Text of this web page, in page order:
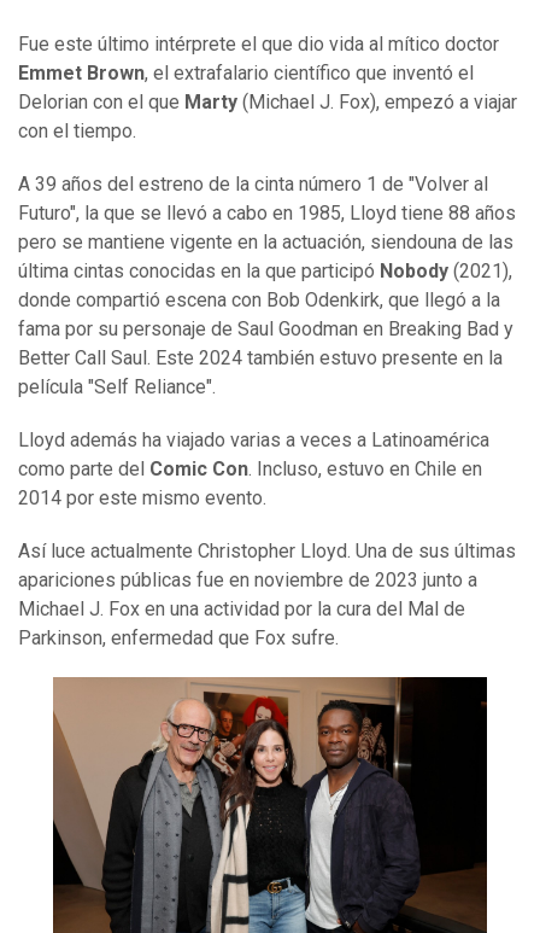
Fue este último intérprete el que dio vida al mítico doctor
Emmet Brown, el extrafalario científico que inventó el
Delorian con el que Marty (Michael J. Fox), empezó a viajar
con el tiempo.
A 39 años del estreno de la cinta número 1 de "Volver al
Futuro", la que se llevó a cabo en 1985, Lloyd tiene 88 años
pero se mantiene vigente en la actuación, siendouna de las
última cintas conocidas en la que participó Nobody (2021),
donde compartió escena con Bob Odenkirk, que llegó a la
fama por su personaje de Saul Goodman en Breaking Bad y
Better Call Saul. Este 2024 también estuvo presente en la
película "Self Reliance".
Lloyd además ha viajado varias a veces a Latinoamérica
como parte del Comic Con. Incluso, estuvo en Chile en
2014 por este mismo evento.
Así luce actualmente Christopher Lloyd. Una de sus últimas
apariciones públicas fue en noviembre de 2023 junto a
Michael J. Fox en una actividad por la cura del Mal de
Parkinson, enfermedad que Fox sufre.